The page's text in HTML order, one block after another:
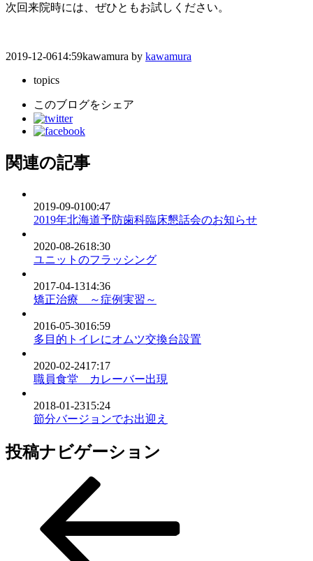
次回来院時には、ぜひともお試しください。
2019-12-0614:59kawamura by kawamura
topics
このブログをシェア
関連の記事
2019-09-0100:47
2019年北海道予防歯科臨床懇話会のお知らせ
2020-08-2618:30
ユニットのフラッシング
2017-04-1314:36
矯正治療 ～症例実習～
2016-05-3016:59
多目的トイレにオムツ交換台設置
2020-02-2417:17
職員食堂 カレーバー出現
2018-01-2315:24
節分バージョンでお出迎え
投稿ナビゲーション